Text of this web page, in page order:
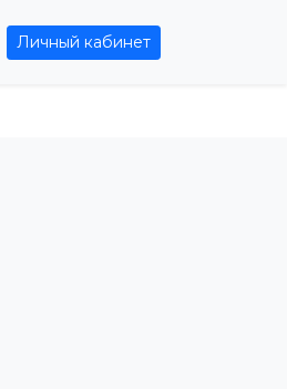
Личный кабинет